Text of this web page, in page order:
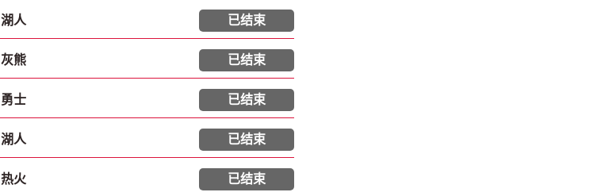
湖人 已结束
灰熊 已结束
勇士 已结束
湖人 已结束
热火 已结束